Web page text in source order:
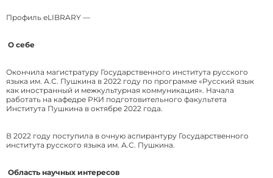
Профиль eLIBRARY —
О себе
Окончила магистратуру Государственного института русского
языка им. А.С. Пушкина в 2022 году по программе «Русский язык
как иностранный и межкультурная коммуникация». Начала
работать на кафедре РКИ подготовительного факультета
Института Пушкина в октябре 2022 года.
В 2022 году поступила в очную аспирантуру Государственного
института русского языка им. А.С. Пушкина.
Область научных интересов